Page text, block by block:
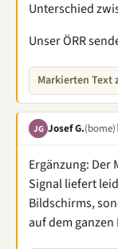
Unterschied
Unser ÖRR
Markierten Text
JG Josef G.(bome)
Ergänzung: Der
Signal liefert
Bildschirms,
auf dem